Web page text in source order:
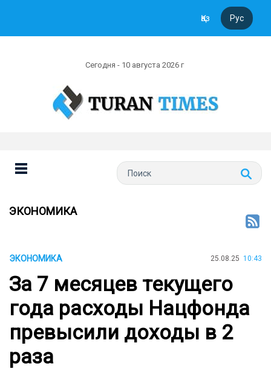
Қаз Рус
Сегодня - 10 августа 2026 г
ЭКОНОМИКА
ЭКОНОМИКА 25.08.25 10:43
За 7 месяцев текущего
года расходы Нацфонда
превысили доходы в 2
раза